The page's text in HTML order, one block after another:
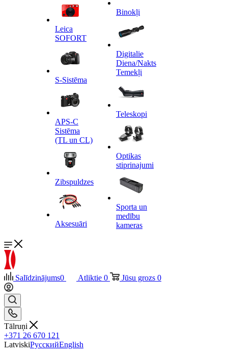
Leica
SOFORT
S-Sistēma
APS-C
Sistēma
(TL un CL)
Zibspuldzes
Aksesuāri
Binokļi
Digitalie
Diena/Nakts
Temekļi
Teleskopi
Optikas
stiprinajumi
Sporta un
medību
kameras
Salīdzinājums0 Atliktie 0 Jūsu grozs 0
Tālruņi
+371 26 670 121
LatviskiРусскийEnglish